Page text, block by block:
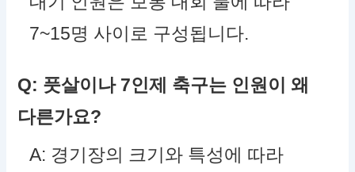
7~15명 사이로 구성됩니다.
Q: 풋살이나 7인제 축구는 인원이 왜
다른가요?
A: 경기장의 크기와 특성에 따라